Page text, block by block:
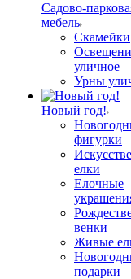
Садово-
мебель
Скамейки
уличное
Урны
Новый год!
фигурки
елки
Елочные
венки
Живые
подарки